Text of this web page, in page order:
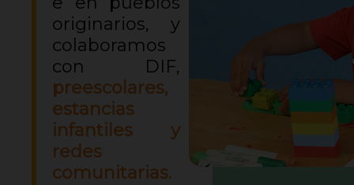
originarios, y
colaboramos
con DIF,
preescolares,
estancias
infantiles y
redes
comunitarias.